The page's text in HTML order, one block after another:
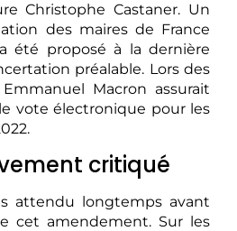
Christophe Castaner. Un
des maires de France
été proposé à la dernière
préalable. Lors des
Macron assurait
vote électronique pour les
critiqué
attendu longtemps avant
cet amendement. Sur les